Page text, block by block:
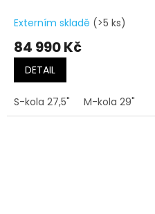
Mercury/Gloss Power
Externím skladě (>5 ks)
84 990 Kč
DETAIL
S-kola 27,5" M-kola 29"